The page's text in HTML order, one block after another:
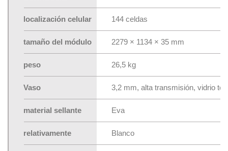
localización celular 144 celdas
tamaño del módulo 2279 × 1134 × 35 mm
peso 26,5 kg
Vaso 3,2 mm, alta transmisión, vidrio
material sellante Eva
relativamente Blanco